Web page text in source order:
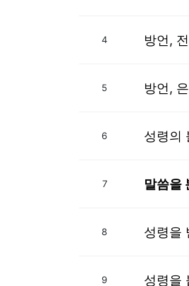
4 방언,
5 방언,
6 성령의
7 말씀을
8 성령을
9 성령을